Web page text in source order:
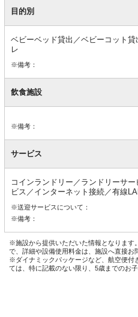
目的別
ベビーベッド貸出／ベビーコット
レ
※備考：
飲食施設
※備考：
サービス
コインランドリー／ランドリーサ
ビス／インターネット接続／有線
※送迎サービスについて：
※備考：
※施設から提供いただいた情報となります
で、詳細や設備使用料金は、施設へ直接お
※ダイナミックパッケージなど、航空便付
ては、特に記載のない限り、5歳までのお子